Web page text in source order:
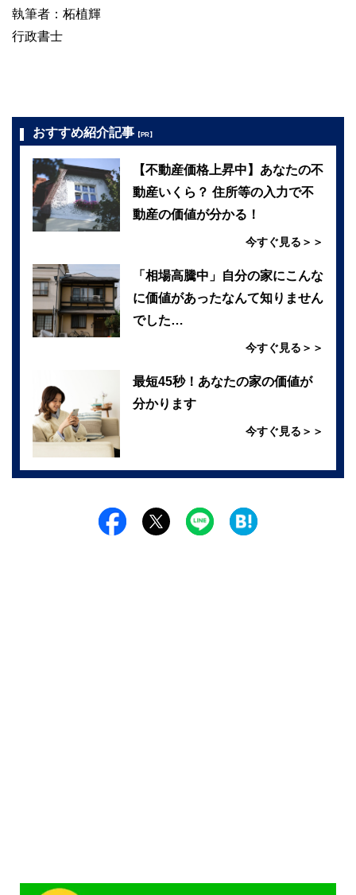
執筆者：柘植輝
行政書士
おすすめ紹介記事 【PR】
【不動産価格上昇中】あなたの不
動産いくら？ 住所等の入力で不
動産の価値が分かる！
今すぐ見る＞＞
「相場高騰中」自分の家にこんな
に価値があったなんて知りません
でした…
今すぐ見る＞＞
最短45秒！あなたの家の価値が
分かります
今すぐ見る＞＞